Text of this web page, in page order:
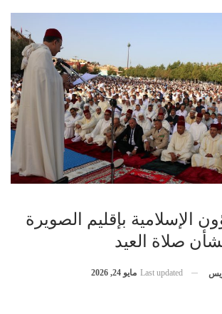
الإسلامية بإقليم الصويرة
صلاة العيد
Last updated مايو 24, 2026